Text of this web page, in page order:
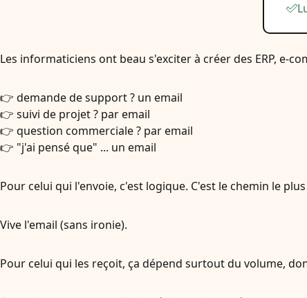
Les informaticiens ont beau s'exciter à créer des ERP, e-
👉 demande de support ? un email
👉 suivi de projet ? par email
👉 question commerciale ? par email
👉 "j'ai pensé que" ... un email
Pour celui qui l'envoie, c'est logique. C'est le chemin le
Vive l'email (sans ironie).
Pour celui qui les reçoit, ça dépend surtout du volume,